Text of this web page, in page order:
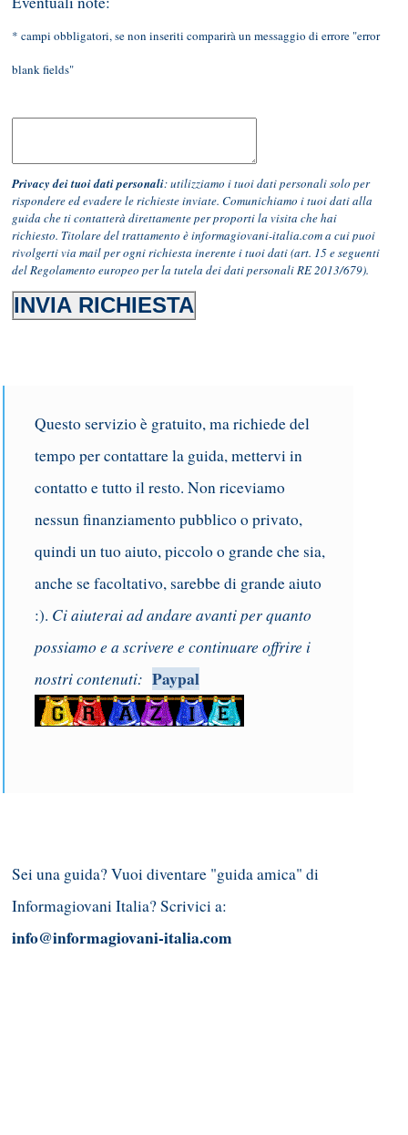
* campi obbligatori, se non inseriti comparirà un messaggio di errore "error
blank fields"
Privacy dei tuoi dati personali: utilizziamo i tuoi dati personali solo per
rispondere ed evadere le richieste inviate. Comunichiamo i tuoi dati alla
guida che ti contatterà direttamente per proporti la visita che hai
richiesto. Titolare del trattamento è informagiovani-italia.com a cui puoi
rivolgerti via mail per ogni richiesta inerente i tuoi dati (art. 15 e seguenti
del Regolamento europeo per la tutela dei dati personali RE 2013/679).
Questo servizio è gratuito, ma richiede del
tempo per contattare la guida, mettervi in
contatto e tutto il resto. Non riceviamo
nessun finanziamento pubblico o privato,
quindi un tuo aiuto, piccolo o grande che sia,
anche se facoltativo, sarebbe di grande aiuto
:). Ci aiuterai ad andare avanti per quanto
possiamo e a scrivere e continuare offrire i
nostri contenuti: Paypal
Sei una guida? Vuoi diventare "guida amica" di
Informagiovani Italia? Scrivici a:
info@informagiovani-italia.com